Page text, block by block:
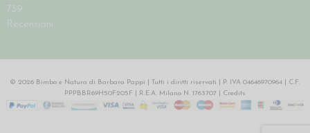
739
Recensioni
© 2026 Bimbo e Natura di Barbara Pappi | Tutti i diritti riservati | P. IVA 04646970964 | C.F.
PPPBBR69H50F205F | R.E.A. Milano N. 1763707 | Credits